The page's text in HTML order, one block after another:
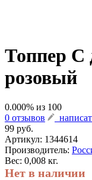
Топпер С
розовый
0.000% из 100
0 отзывов
99 руб.
Артикул: 1344614
Производитель:
Вес: 0,008 кг.
Нет в наличии